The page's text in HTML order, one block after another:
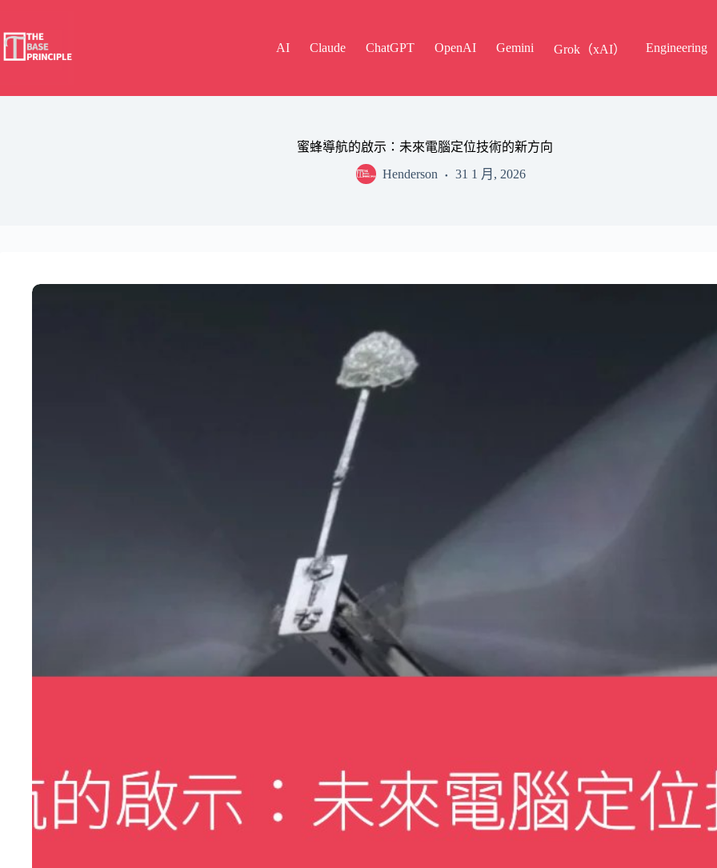
content
AI
Claude ChatGPT OpenAI Gemini Grok（xAI） Engineering
蜜蜂導航的啟示：未來電腦定位技術的新方向
Henderson
31 1 月, 2026